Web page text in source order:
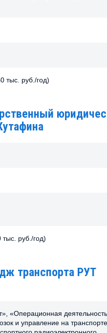
тыс. руб./год)
руб./год)
транспорта РУТ
«Операционная
и управление на